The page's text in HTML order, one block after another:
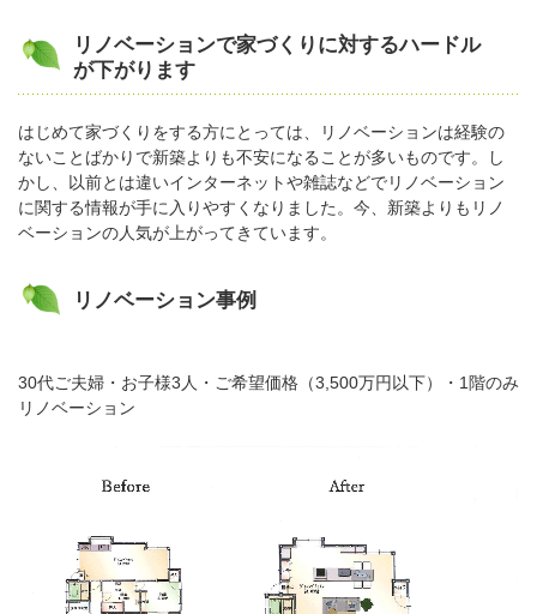
リノベーションで家づくりに対するハードル
が下がります
はじめて家づくりをする方にとっては、リノベーションは経験の
ないことばかりで新築よりも不安になることが多いものです。し
かし、以前とは違いインターネットや雑誌などでリノベーション
に関する情報が手に入りやすくなりました。今、新築よりもリノ
ベーションの人気が上がってきています。
リノベーション事例
30代ご夫婦・お子様3人・ご希望価格（3,500万円以下）・1階のみ
リノベーション